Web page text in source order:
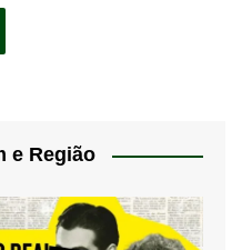
e Região